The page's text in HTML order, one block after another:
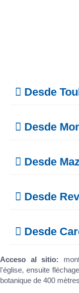
Desde
Desde
Desde
Desde
Desde
Acceso al sitio:
l'église, ensuite
botanique de 400